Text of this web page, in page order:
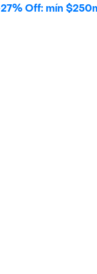
27% Off: mín